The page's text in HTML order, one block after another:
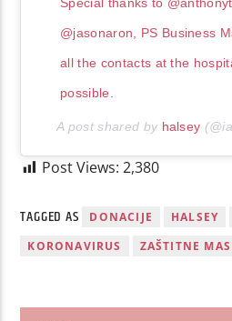
@jasonaron, PS Business
all the contacts at the
possible.
A post shared by halsey
Post Views: 2,380
TAGGED AS DONACIJE HALSEY
KORONAVIRUS
ZAŠTITNE